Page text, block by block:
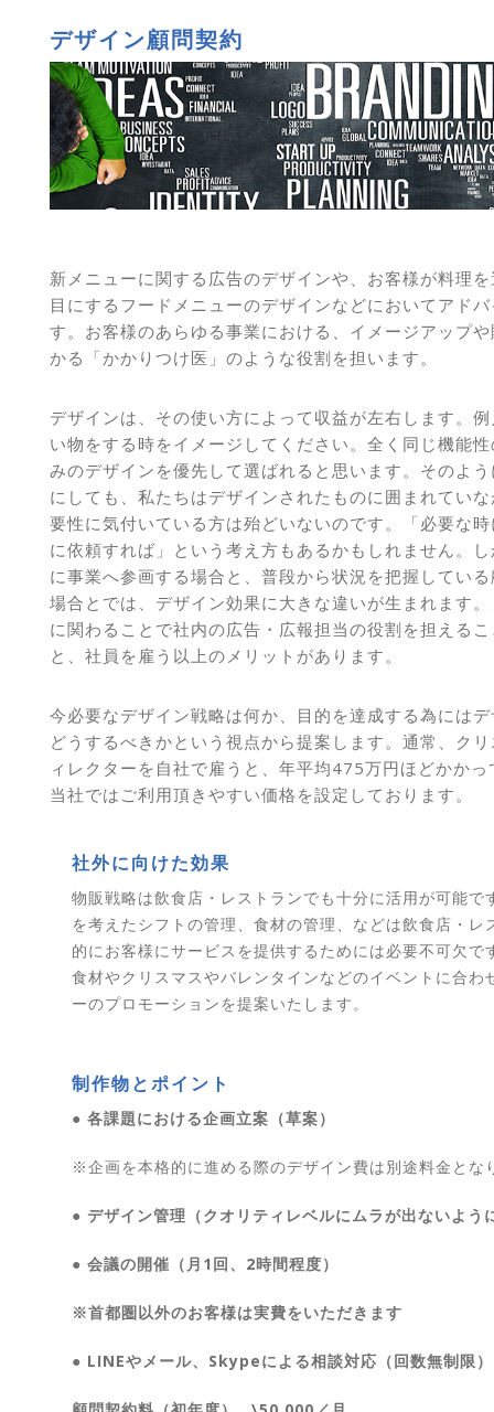
デザイン顧問契約
新メニューに関する広告のデザインや、お客様が料理
目にするフードメニューのデザインなどにおいてアド
す。お客様のあらゆる事業における、イメージアップ
かる「かかりつけ医」のような役割を担います。
デザインは、その使い方によって収益が左右します。
い物をする時をイメージしてください。全く同じ機能
みのデザインを優先して選ばれると思います。そのよ
にしても、私たちはデザインされたものに囲まれてい
要性に気付いている方は殆どいないのです。「必要な
に依頼すれば」という考え方もあるかもしれません。
に事業へ参画する場合と、普段から状況を把握してい
場合とでは、デザイン効果に大きな違いが生まれます
に関わることで社内の広告・広報担当の役割を担える
と、社員を雇う以上のメリットがあります。
今必要なデザイン戦略は何か、目的を達成する為には
どうするべきかという視点から提案します。通常、ク
ィレクターを自社で雇うと、年平均475万円ほどかか
当社ではご利用頂きやすい価格を設定しております。
社外に向けた効果
物販戦略は飲食店・レストランでも十分に活用が可能で
を考えたシフトの管理、食材の管理、などは飲食店・レ
的にお客様にサービスを提供するためには必要不可欠で
食材やクリスマスやバレンタインなどのイベントに合わ
ーのプロモーションを提案いたします。
制作物とポイント
● 各課題における企画立案（草案）
※企画を本格的に進める際のデザイン費は別途料金とな
● デザイン管理（クオリティレベルにムラが出ないよう
● 会議の開催（月1回、2時間程度）
※首都圏以外のお客様は実費をいただきます
● LINEやメール、Skypeによる相談対応（回数無制限）